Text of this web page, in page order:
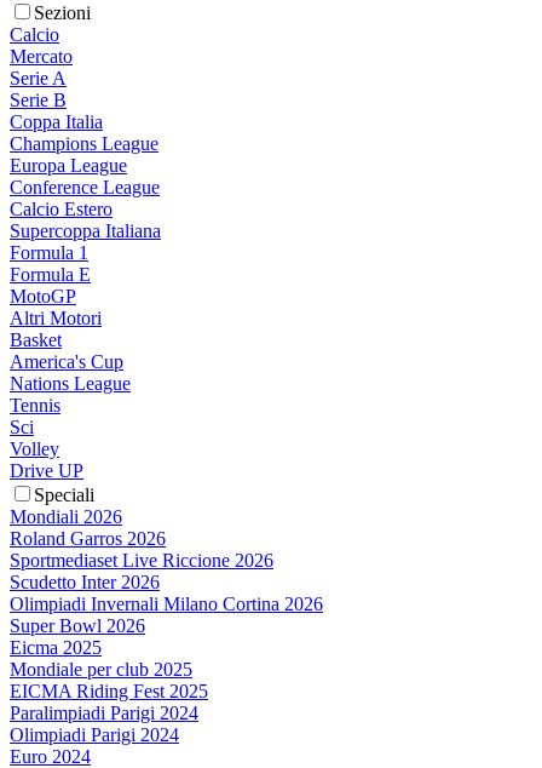
Sezioni
Calcio
Mercato
Serie A
Serie B
Coppa Italia
Champions League
Europa League
Conference League
Calcio Estero
Supercoppa Italiana
Formula 1
Formula E
MotoGP
Altri Motori
Basket
America's Cup
Nations League
Tennis
Sci
Volley
Drive UP
Speciali
Mondiali 2026
Roland Garros 2026
Sportmediaset Live Riccione 2026
Scudetto Inter 2026
Olimpiadi Invernali Milano Cortina 2026
Super Bowl 2026
Eicma 2025
Mondiale per club 2025
EICMA Riding Fest 2025
Paralimpiadi Parigi 2024
Olimpiadi Parigi 2024
Euro 2024